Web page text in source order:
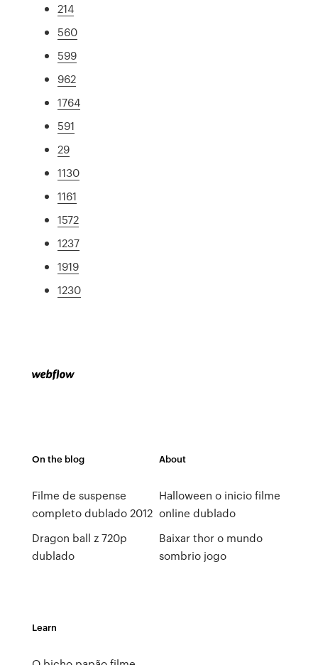
214
560
599
962
1764
591
29
1130
1161
1572
1237
1919
1230
On the blog
Filme de suspense
completo dublado 2012
Dragon ball z 720p
dublado
About
Halloween o inicio filme
online dublado
Baixar thor o mundo
sombrio jogo
Learn